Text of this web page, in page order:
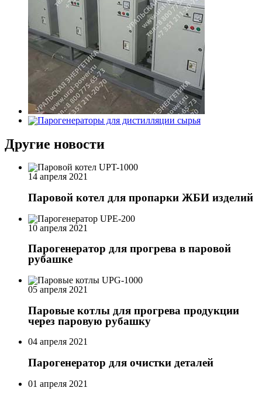
Другие новости
14 апреля 2021
Паровой котел для пропарки ЖБИ изделий
10 апреля 2021
Парогенератор для прогрева в паровой
рубашке
05 апреля 2021
Паровые котлы для прогрева продукции
через паровую рубашку
04 апреля 2021
Парогенератор для очистки деталей
01 апреля 2021